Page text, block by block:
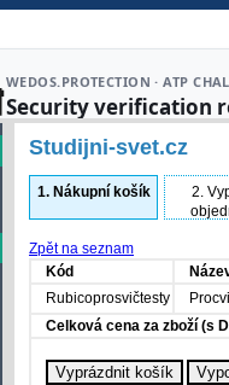
Studijni-svet.cz
1.Nákupní košík 2.
Zpět na seznam
Kód
Rubicoprosvičtesty
Celková cena za zboží (s